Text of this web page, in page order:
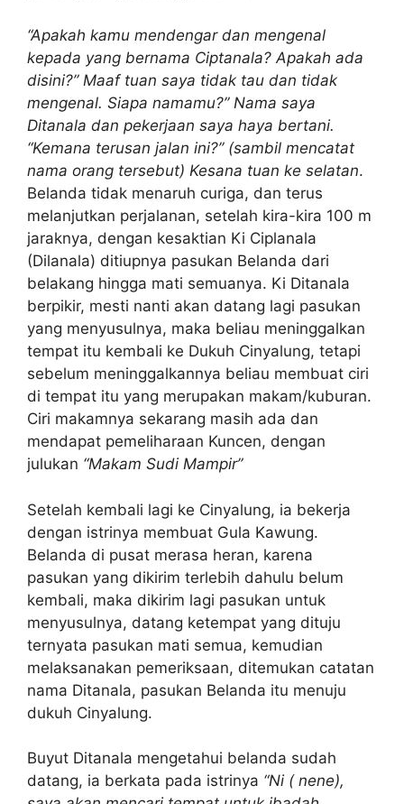
“Apakah kamu mendengar dan mengenal
kepada yang bernama Ciptanala? Apakah ada
disini?” Maaf tuan saya tidak tau dan tidak
mengenal. Siapa namamu?” Nama saya
Ditanala dan pekerjaan saya haya bertani.
“Kemana terusan jalan ini?” (sambil mencatat
nama orang tersebut) Kesana tuan ke selatan.
Belanda tidak menaruh curiga, dan terus
melanjutkan perjalanan, setelah kira-kira 100 m
jaraknya, dengan kesaktian Ki Ciplanala
(Dilanala) ditiupnya pasukan Belanda dari
belakang hingga mati semuanya. Ki Ditanala
berpikir, mesti nanti akan datang lagi pasukan
yang menyusulnya, maka beliau meninggalkan
tempat itu kembali ke Dukuh Cinyalung, tetapi
sebelum meninggalkannya beliau membuat ciri
di tempat itu yang merupakan makam/kuburan.
Ciri makamnya sekarang masih ada dan
mendapat pemeliharaan Kuncen, dengan
julukan “Makam Sudi Mampir”
Setelah kembali lagi ke Cinyalung, ia bekerja
dengan istrinya membuat Gula Kawung.
Belanda di pusat merasa heran, karena
pasukan yang dikirim terlebih dahulu belum
kembali, maka dikirim lagi pasukan untuk
menyusulnya, datang ketempat yang dituju
ternyata pasukan mati semua, kemudian
melaksanakan pemeriksaan, ditemukan catatan
nama Ditanala, pasukan Belanda itu menuju
dukuh Cinyalung.
Buyut Ditanala mengetahui belanda sudah
datang, ia berkata pada istrinya “Ni ( nene),